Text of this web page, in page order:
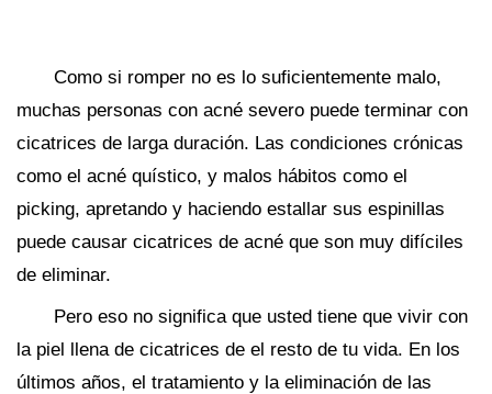
Como si romper no es lo suficientemente malo,
muchas personas con acné severo puede terminar con
cicatrices de larga duración. Las condiciones crónicas
como el acné quístico, y malos hábitos como el
picking, apretando y haciendo estallar sus espinillas
puede causar cicatrices de acné que son muy difíciles
de eliminar.
Pero eso no significa que usted tiene que vivir con
la piel llena de cicatrices de el resto de tu vida. En los
últimos años, el tratamiento y la eliminación de las